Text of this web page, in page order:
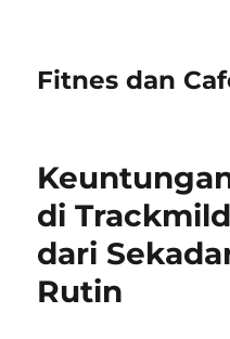
Fitnes dan
di
dari
Rutin